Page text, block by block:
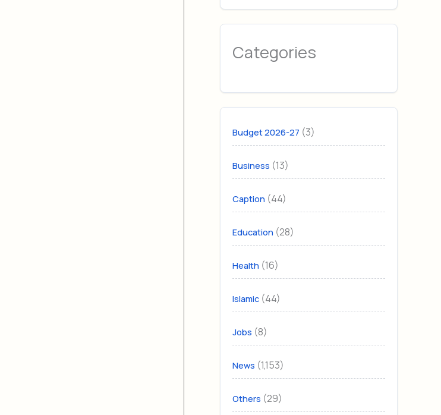
Categories
Budget 2026-27 (3)
Business (13)
Caption (44)
Education (28)
Health (16)
Islamic (44)
Jobs (8)
News (1,153)
Others (29)